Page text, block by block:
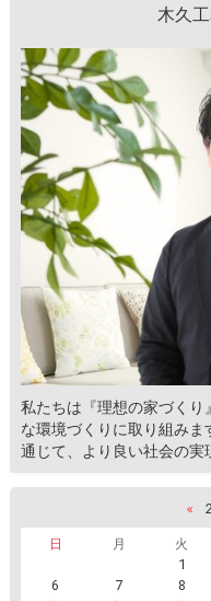
木久
私たちは『理想の家づく
な環境づくりに取り組み
通じて、より良い社会の実
«
日
月 火
1
6
7 8